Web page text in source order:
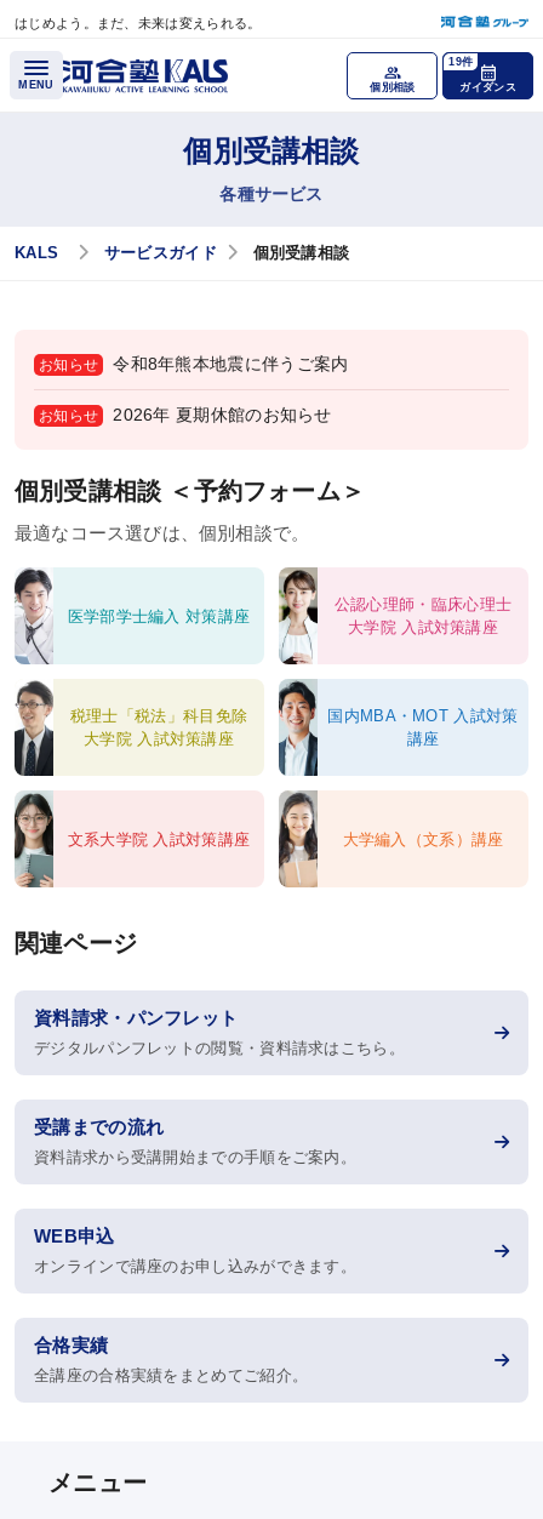
はじめよう。まだ、未来は変えられる。
メインコンテンツへスキップ
MENU 個別相談 ガイダンス
19件
医学部学士編入 対策講座
国内MBA・MOT 入試対策講座
大学編入（文系）講座
心理資格対策講座
資料請求／
デジタルパンフレット
講座説明動画
講義サンプル動画
校舎ポータルサイト
KALSメディア
お問い合わせ
KALSをはじめる
ガイダンス情報
個別受講相談
個別受講相談
各種サービス
KALS サービスガイド 個別受講相談
お知らせ 令和8年熊本地震に伴うご案内
お知らせ 2026年 夏期休館のお知らせ
個別受講相談 ＜予約フォーム＞
最適なコース選びは、個別相談で。
医学部学士編入 対策講座
公認心理師・臨床心理士
大学院 入試対策講座
税理士「税法」科目免除
大学院 入試対策講座
国内MBA・MOT 入試対策
講座
文系大学院 入試対策講座 大学編入（文系）講座
関連ページ
資料請求・パンフレット
デジタルパンフレットの閲覧・資料請求はこちら。
受講までの流れ
資料請求から受講開始までの手順をご案内。
WEB申込
オンラインで講座のお申し込みができます。
合格実績
全講座の合格実績をまとめてご紹介。